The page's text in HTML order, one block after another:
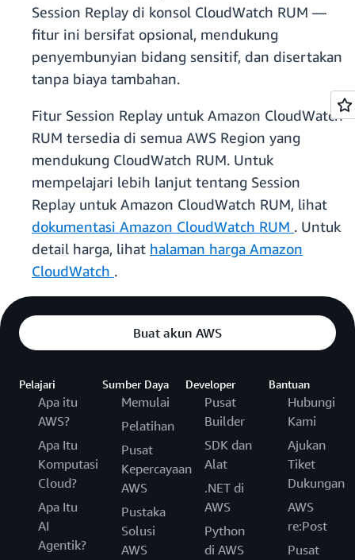
Session Replay di konsol CloudWatch RUM —
fitur ini bersifat opsional, mendukung
penyembunyian bidang sensitif, dan disertakan
tanpa biaya tambahan.
Fitur Session Replay untuk Amazon CloudWatch
RUM tersedia di semua AWS Region yang
mendukung CloudWatch RUM. Untuk
mempelajari lebih lanjut tentang Session
Replay untuk Amazon CloudWatch RUM, lihat
dokumentasi Amazon CloudWatch RUM . Untuk
detail harga, lihat halaman harga Amazon
CloudWatch .
Buat akun AWS
Pelajari
Apa itu
AWS?
Apa Itu
Komputasi
Cloud?
Apa Itu
AI
Agentik?
Sumber Daya
Memulai
Pelatihan
Pusat
Kepercayaan
AWS
Pustaka
Solusi
AWS
Developer
Pusat
Builder
SDK dan
Alat
.NET di
AWS
Python
di AWS
Bantuan
Hubungi
Kami
Ajukan
Tiket
Dukungan
AWS
re:Post
Pusat